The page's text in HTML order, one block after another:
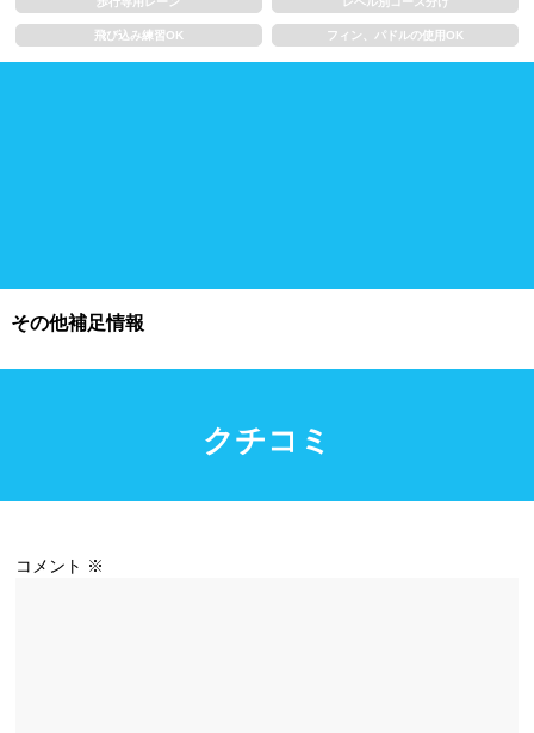
飛び込み練習OK フィン、パドルの使用OK
その他補足情報
クチコミ
コメント ※
プール情報募集中